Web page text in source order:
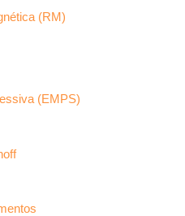
(RM)
(EMPS)